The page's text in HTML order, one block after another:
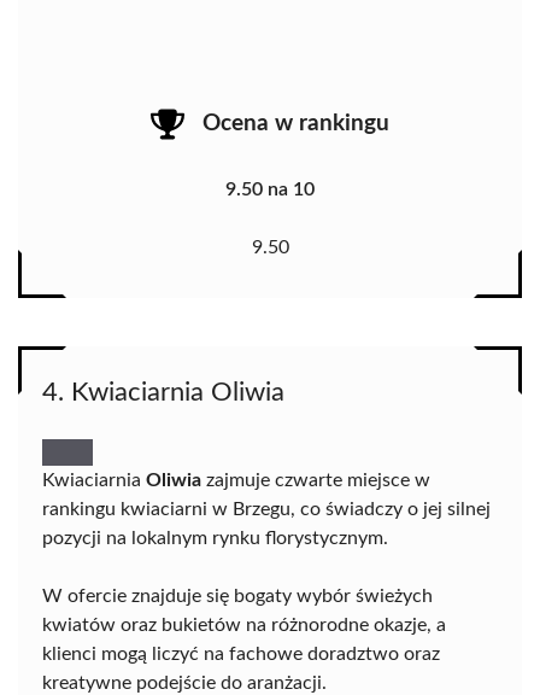
Ocena w rankingu
9.50 na 10
9.50
4. Kwiaciarnia Oliwia
Kwiaciarnia Oliwia zajmuje czwarte miejsce w
rankingu kwiaciarni w Brzegu, co świadczy o jej silnej
pozycji na lokalnym rynku florystycznym.
W ofercie znajduje się bogaty wybór świeżych
kwiatów oraz bukietów na różnorodne okazje, a
klienci mogą liczyć na fachowe doradztwo oraz
kreatywne podejście do aranżacji.